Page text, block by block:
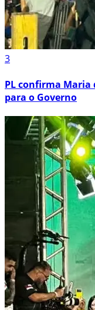
3
PL confirma Maria
para o Governo